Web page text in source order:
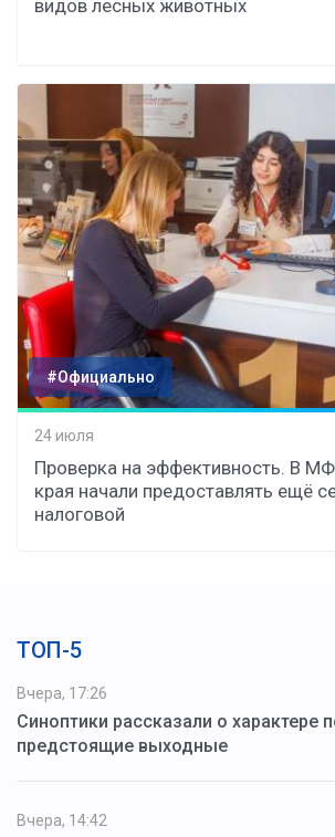
видов лесных животных
#Официально
24 июля
Проверка на эффективность. В
края начали предоставлять ещё
налоговой
ТОП-5
Вчера, 17:26
Синоптики рассказали о характере
предстоящие выходные
Вчера, 14:42